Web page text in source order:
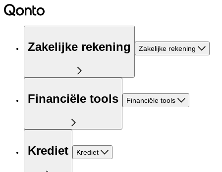
Zakelijke rekening Zakelijke rekening
Financiële tools Financiële tools
Krediet Krediet